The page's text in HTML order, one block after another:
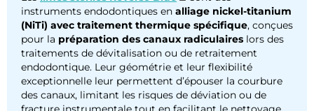
instruments endodontiques en alliage nickel-titanium
(NiTi) avec traitement thermique spécifique, conçues
pour la préparation des canaux radiculaires lors des
traitements de dévitalisation ou de retraitement
endodontique. Leur géométrie et leur flexibilité
exceptionnelle leur permettent d’épouser la courbure
des canaux, limitant les risques de déviation ou de